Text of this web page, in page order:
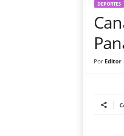
DEPORTES
Por Editor-